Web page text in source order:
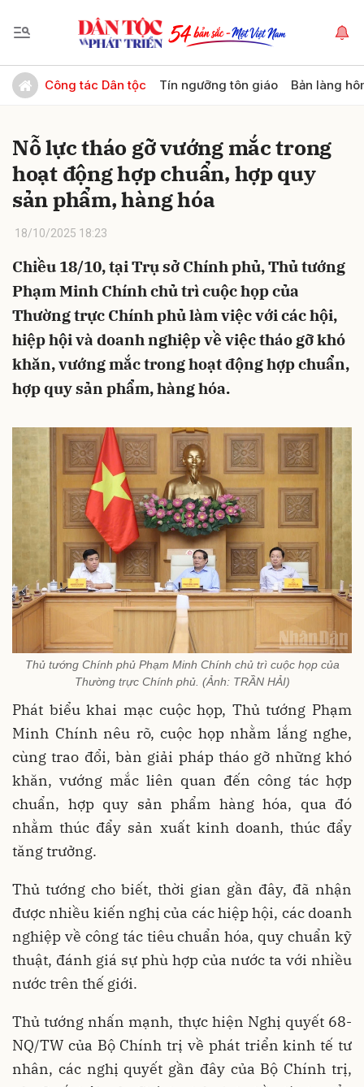
Công tác Dân tộc Tín ngưỡng tôn giáo Bản làng
Nỗ lực tháo gỡ vướng mắc trong
hoạt động hợp chuẩn, hợp quy
sản phẩm, hàng hóa
18/10/2025 18:23
Chiều 18/10, tại Trụ sở Chính phủ, Thủ tướng
Phạm Minh Chính chủ trì cuộc họp của
Thường trực Chính phủ làm việc với các hội,
hiệp hội và doanh nghiệp về việc tháo gỡ khó
khăn, vướng mắc trong hoạt động hợp chuẩn,
hợp quy sản phẩm, hàng hóa.
Thủ tướng Chính phủ Phạm Minh Chính chủ trì cuộc họp của
Thường trực Chính phủ. (Ảnh: TRẦN HẢI)
Phát biểu khai mạc cuộc họp, Thủ tướng Phạm
Minh Chính nêu rõ, cuộc họp nhằm lắng nghe,
cùng trao đổi, bàn giải pháp tháo gỡ những khó
khăn, vướng mắc liên quan đến công tác hợp
chuẩn, hợp quy sản phẩm hàng hóa, qua đó
nhằm thúc đẩy sản xuất kinh doanh, thúc đẩy
tăng trưởng.
Thủ tướng cho biết, thời gian gần đây, đã nhận
được nhiều kiến nghị của các hiệp hội, các doanh
nghiệp về công tác tiêu chuẩn hóa, quy chuẩn kỹ
thuật, đánh giá sự phù hợp của nước ta với nhiều
nước trên thế giới.
Thủ tướng nhấn mạnh, thực hiện Nghị quyết 68-
NQ/TW của Bộ Chính trị về phát triển kinh tế tư
nhân, các nghị quyết gần đây của Bộ Chính trị,
Gửi bình luận